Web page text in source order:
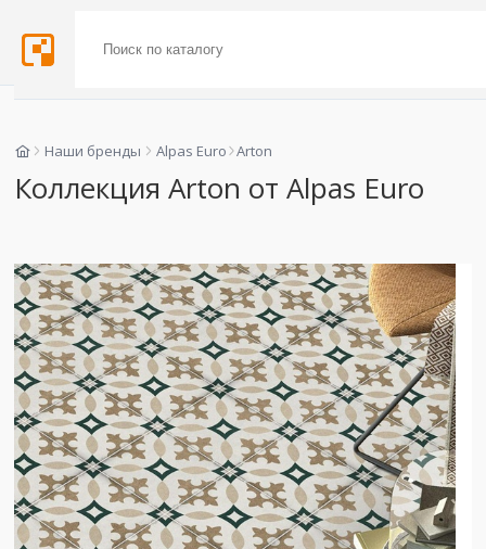
Наши бренды Alpas Euro Arton
Коллекция Arton от Alpas Euro